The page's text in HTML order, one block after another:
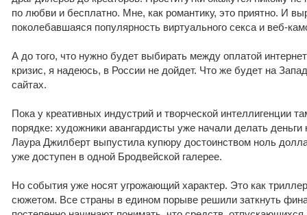
по любви и бесплатно. Мне, как романтику, это приятно. И
поколебавшаяся популярность виртуального секса и веб-
А до того, что нужно будет выбирать между оплатой
кризис, я надеюсь, в России не дойдет. Что же будет на
сайтах.
Пока у креативных индустрий и творческой интеллигенции
порядке: художники авангардисты уже начали делать деньги
Лаура Джилберт выпустила купюру достоинством ноль
уже доступен в одной Бродвейской галерее.
Но события уже носят угрожающий характер. Это как
сюжетом. Все страны в едином порыве решили заткнуть